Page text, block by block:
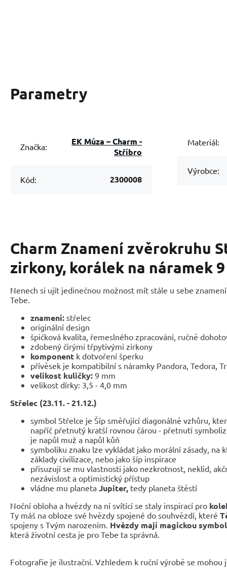
Parametry
Značka:
EK Múza – Charm -
Stříbro
Kód: 2300008
Materiál:
Výrobce:
Charm Znamení zvěrokruhu
zirkony, korálek na náramek
Nenech si ujít jedinečnou možnost mít stále u sebe
Tebe.
znamení: střelec
originální design
špičková kvalita, řemeslného zpracování, ručně
zdobený čirými třpytivými zirkony
komponent k dotvoření šperku
přívěsek je kompatibilní s náramky Pandora, Tedora,
velikost kuličky: 9 mm
velikost dírky: 3,5 - 4,0 mm
Střelec (23.11. - 21.12.)
symbol Střelce je Šíp směřující diagonálně vzhůru,
napříč přetnutý kratší rovnou čárou - přetnutí
je napůl muž a napůl kůň
symboliku znaku lze vykládat jako morální zásady, na
základy civilizace, nebo jako šíp inspirace
přisuzují se mu vlastnosti jako nezkrotnost, neklid,
nezávislost a optimistický přístup
vládne mu planeta Jupiter, tedy planeta štěstí
Noční obloha a hvězdy na ní svítící se staly inspirací pro
Ty máš na obloze své hvězdy spojené do souhvězdí, které
spojeny s Tvým narozením. Hvězdy mají magickou
která životní cesta je pro Tebe ta správná.
Fotografie je ilustrační. Vzhledem k ruční výrobě se